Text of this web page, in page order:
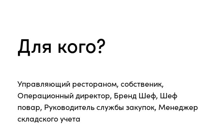
Для кого?
Управляющий рестораном, собственик,
Операционный директор, Бренд Шеф, Шеф
повар, Руководитель службы закупок, Менеджер
складского учета